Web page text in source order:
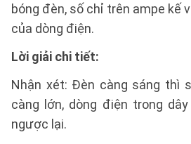
bóng đèn, số chỉ trên ampe kế
của dòng điện.
Lời giải chi tiết:
Nhận xét: Đèn càng sáng thì
càng lớn, dòng điện trong
ngược lại.